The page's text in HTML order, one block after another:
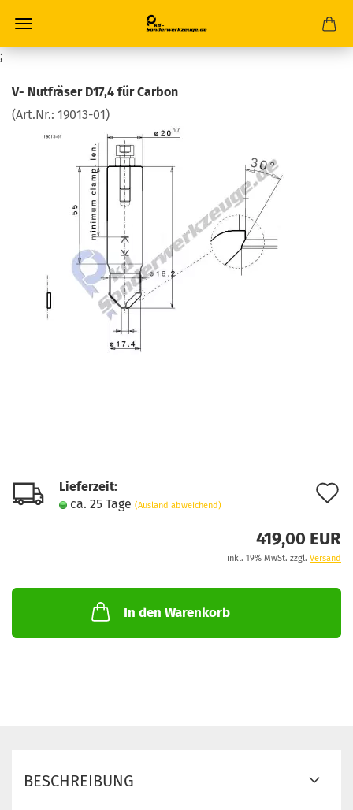
;
V- Nutfräser D17,4 für Carbon
(Art.Nr.: 19013-01)
Lieferzeit:
ca. 25 Tage (Ausland abweichend)
419,00 EUR
inkl. 19% MwSt. zzgl. Versand
In den Warenkorb
BESCHREIBUNG